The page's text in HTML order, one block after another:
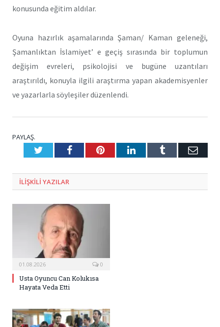
konusunda eğitim aldılar.
Oyuna hazırlık aşamalarında Şaman/ Kaman geleneği,
Şamanlıktan İslamiyet’ e geçiş sırasında bir toplumun
değişim evreleri, psikolojisi ve bugüne uzantıları
araştırıldı, konuyla ilgili araştırma yapan akademisyenler
ve yazarlarla söyleşiler düzenlendi.
PAYLAŞ.
TwitterFacebookPinterestLinkedInTumblr E-
ILIŞKILI YAZILAR
01.08.2026 0
Usta Oyuncu Can Kolukısa
Hayata Veda Etti